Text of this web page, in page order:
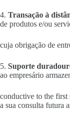
4. Transação à
de produtos e/ou
cuja obrigação de
5. Suporte
ao empresário
conductive to the first
a sua consulta futura